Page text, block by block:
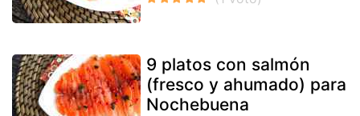
9 platos con salmón
(fresco y ahumado) para
Nochebuena